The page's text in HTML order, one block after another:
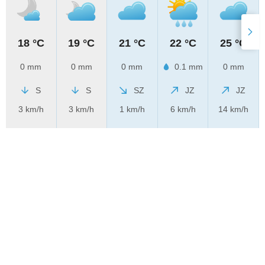
18 °C
0 mm
S
3 km/h
19 °C
0 mm
S
3 km/h
21 °C
0 mm
SZ
1 km/h
22 °C
0.1 mm
JZ
6 km/h
25 °C
0 mm
JZ
14 km/h